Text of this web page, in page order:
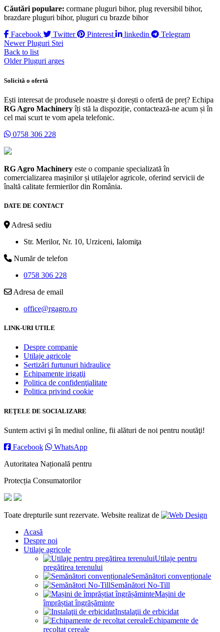
Căutări populare: cormane pluguri bihor, plug reversibil bihor,
brazdare pluguri bihor, pluguri cu brazde bihor
Facebook
Twitter Pinterest linkedin
Telegram
Newer Pluguri Stei
Back to list
Older Pluguri arges
Solicită o ofertă
Ești interesat de produsele noastre și dorești o ofertă de preț? Echipa
RG Agro Machineryîți stă la dispoziție, contactează-ne acum și în
cel mai scurt te vom apela telefonic.
0758 306 228
RG Agro Machinery este o companie specializată în
comercializarea mașinilor și utilajelor agricole, oferind servicii de
înaltă calitate fermierilor din România.
DATE DE CONTACT
Adresă sediu
Str. Merilor, Nr. 10, Urziceni, Ialomiţa
Număr de telefon
0758 306 228
Adresa de email
office@rgagro.ro
LINK-URI UTILE
Despre companie
Utilaje agricole
Sertizări furtunuri hidraulice
Echipamente irigaţii
Politica de confidenţialitate
Politica privind cookie
REŢELE DE SOCIALIZARE
Suntem activi şi în mediul online, fii alături de noi pentru noutăţi!
Facebook
WhatsApp
Autoritatea Națională pentru
Protecția Consumatorilor
Toate drepturile sunt rezervate. Website realizat de
Acasă
Despre noi
Utilaje agricole
Utilaje pentru
pregătirea terenului
Semănători convenționale
Semănători No-Till
Mașini de
împrăștiat îngrășăminte
Instalaţii de erbicidat
Echipamente de
recoltat cereale